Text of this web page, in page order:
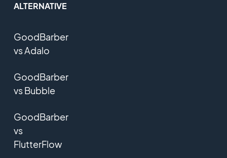
ALTERNATIVE
GoodBarber
vs Adalo
GoodBarber
vs Bubble
GoodBarber
vs
FlutterFlow